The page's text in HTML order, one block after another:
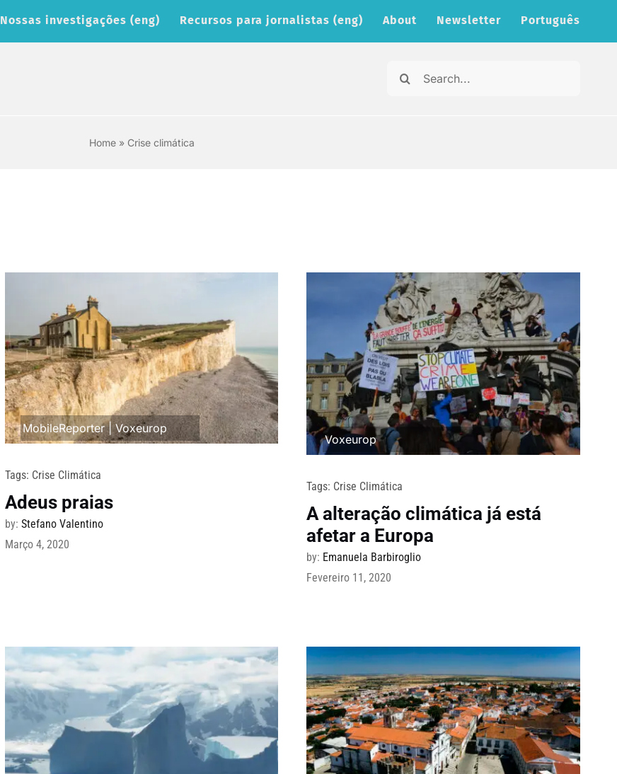
Nossas investigações (eng) Recursos para jornalistas (eng) About Newsletter Português
Search
Home» Crise climática
MobileReporter|Voxeurop
Tags: Crise Climática
Adeus praias
by: Stefano Valentino
Março 4, 2020
Voxeurop
Tags: Crise Climática
A alteração climática já está
afetar a Europa
by: Emanuela Barbiroglio
Fevereiro 11, 2020